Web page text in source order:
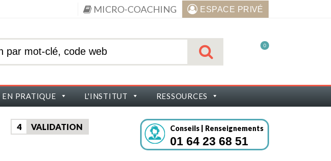
MICRO-COACHING ESPACE PRIVÉ
0
EN PRATIQUE L'INSTITUT RESSOURCES
4 VALIDATION Conseils | Renseignements
01 64 23 68 51